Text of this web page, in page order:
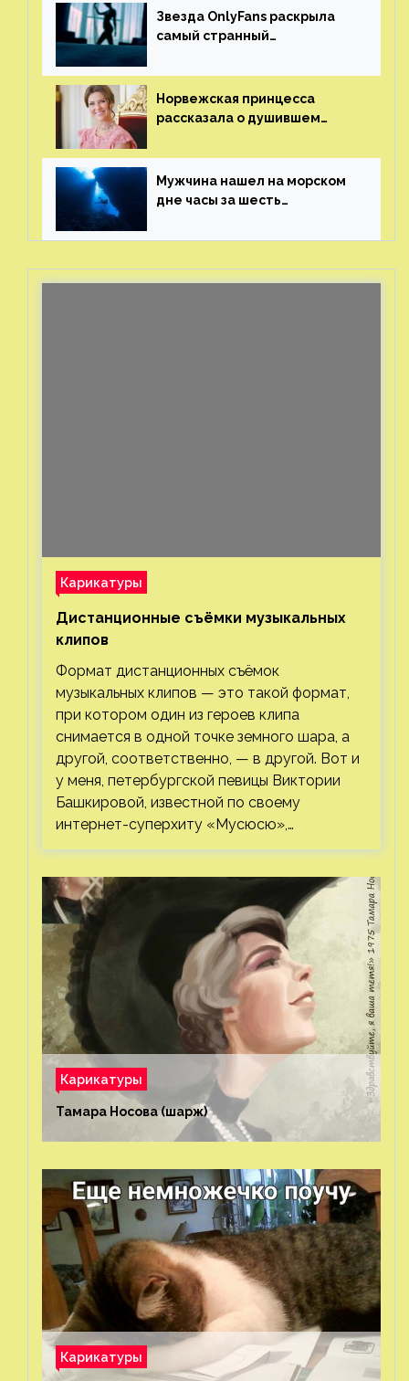
Звезда OnlyFans раскрыла
самый странный
от фаната
Норвежская принцесса
рассказала о душившем
генерала
Мужчина нашел на морском
дне часы за шесть
с помощью пластиковых
Карикатуры
Дистанционные съёмки музыкальных
клипов⁠⁠
Формат дистанционных съёмок
музыкальных клипов — это такой формат,
при котором один из героев клипа
снимается в одной точке земного шара, а
другой, соответственно, — в другой. Вот и
у меня, петербургской певицы Виктории
Башкировой, известной по своему
интернет-суперхиту «Мусюсю»,…
Карикатуры
Тамара Носова (шарж)⁠⁠
Карикатуры